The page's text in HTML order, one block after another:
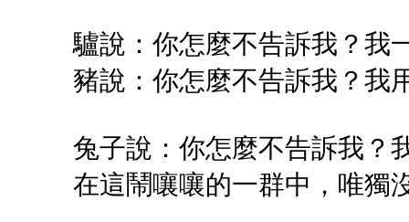
驢說：你怎麼不告訴我？我
豬說：你怎麼不告訴我？我
兔子說：你怎麼不告訴我？
在這鬧嚷嚷的一群中，唯獨